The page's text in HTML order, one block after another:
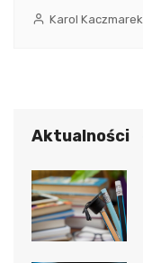
Karol Kaczmarek
Aktualności